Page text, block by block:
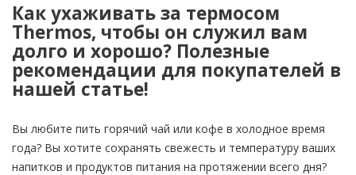
Как ухаживать за термосом
Thermos, чтобы он служил вам
долго и хорошо? Полезные
рекомендации для покупателей в
нашей статье!
Вы любите пить горячий чай или кофе в холодное время
года? Вы хотите сохранять свежесть и температуру ваших
напитков и продуктов питания на протяжении всего дня?